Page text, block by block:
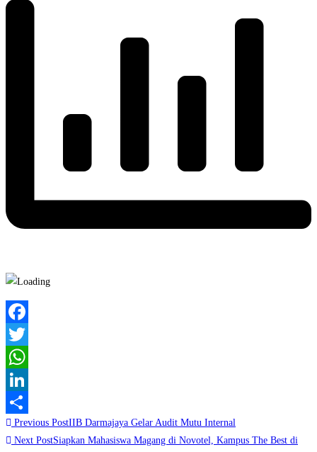
Facebook
Twitter
WhatsApp
LinkedIn
Share
Read
more
Previous PostIIB Darmajaya Gelar Audit Mutu Internal
Next PostSiapkan Mahasiswa Magang di Novotel, Kampus The Best di